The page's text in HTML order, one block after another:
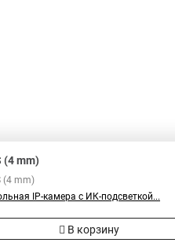
(4 mm)
(4 mm)
IP-камера с ИК-подсветкой...
В корзину